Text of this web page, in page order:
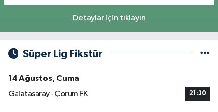
Detaylar için tıklayın
Süper Lig Fikstür
14 Ağustos, Cuma
Galatasaray - Çorum FK
21:30